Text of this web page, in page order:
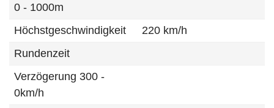
0 - 1000m
Höchstgeschwindigkeit
220 km/h
Rundenzeit
Verzögerung 300 -
0km/h